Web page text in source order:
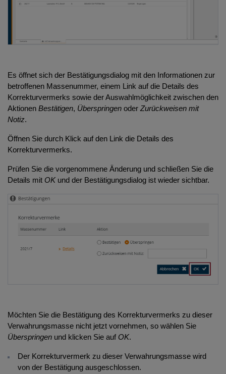
Es öffnet sich der Bestätigungsdialog mit den Informationen zur
betroffenen Massenummer, einem Link auf die Details des
Korrekturvermerks sowie der Auswahlmöglichkeit zwischen den
Aktionen Bestätigen, Überspringen oder Zurückweisen mit
Notiz.
Öffnen Sie durch Klick auf den Link die Details des
Korrekturvermerks.
Prüfen Sie die vorgenommene Änderung und schließen Sie die
Details mit OK und der Bestätigungsdialog ist wieder sichtbar.
Möchten Sie die Bestätigung des Korrekturvermerks zu dieser
Verwahrungsmasse nicht jetzt vornehmen, so wählen Sie
Überspringen und klicken Sie auf OK.
Der Korrekturvermerk zu dieser Verwahrungsmasse wird
von der Bestätigung ausgeschlossen.